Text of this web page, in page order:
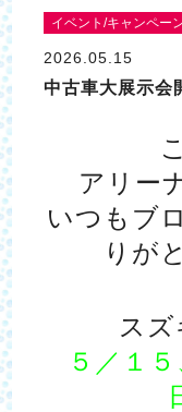
イベント/キャンペー
2026.05.15
中古車大展示会
アリー
いつもブ
りが
ス
５／１